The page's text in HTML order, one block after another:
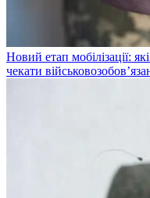
Новий етап мобілізації:
чекати